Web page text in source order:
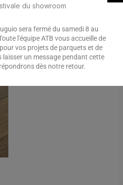
du showroom
sera fermé du samedi 8 au
l'équipe ATB vous accueille de
vos projets de parquets et de
laisser un message pendant cette
dès notre retour.